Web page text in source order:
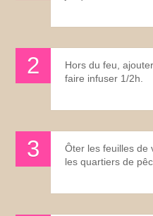
Hors du feu,
faire infuser 1/2h.
Ôter les feuilles de
les quartiers de